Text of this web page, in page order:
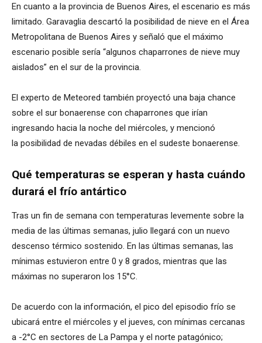
En cuanto a la provincia de Buenos Aires, el escenario es más
limitado. Garavaglia descartó la posibilidad de nieve en el Área
Metropolitana de Buenos Aires y señaló que el máximo
escenario posible sería “algunos chaparrones de nieve muy
aislados” en el sur de la provincia.
El experto de Meteored también proyectó una baja chance
sobre el sur bonaerense con chaparrones que irían
ingresando hacia la noche del miércoles, y mencionó
la posibilidad de nevadas débiles en el sudeste bonaerense.
Qué temperaturas se esperan y hasta cuándo
durará el frío antártico
Tras un fin de semana con temperaturas levemente sobre la
media de las últimas semanas, julio llegará con un nuevo
descenso térmico sostenido. En las últimas semanas, las
mínimas estuvieron entre 0 y 8 grados, mientras que las
máximas no superaron los 15°C.
De acuerdo con la información, el pico del episodio frío se
ubicará entre el miércoles y el jueves, con mínimas cercanas
a -2°C en sectores de La Pampa y el norte patagónico;